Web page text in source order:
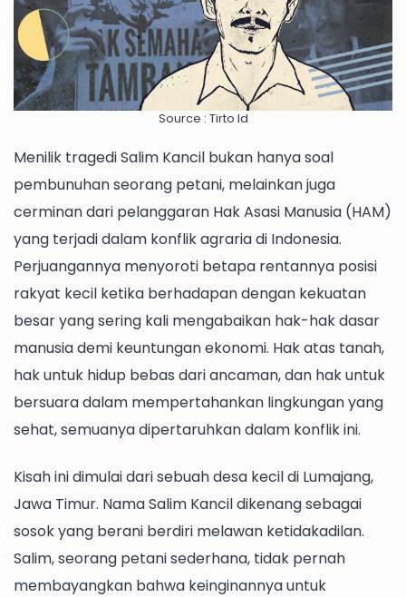
Simbol
Perlawanan
Rakyat
Kecil
Source : Tirto Id
Menilik tragedi Salim Kancil bukan hanya soal
pembunuhan seorang petani, melainkan juga
cerminan dari pelanggaran Hak Asasi Manusia (HAM)
yang terjadi dalam konflik agraria di Indonesia.
Perjuangannya menyoroti betapa rentannya posisi
rakyat kecil ketika berhadapan dengan kekuatan
besar yang sering kali mengabaikan hak-hak dasar
manusia demi keuntungan ekonomi. Hak atas tanah,
hak untuk hidup bebas dari ancaman, dan hak untuk
bersuara dalam mempertahankan lingkungan yang
sehat, semuanya dipertaruhkan dalam konflik ini.
Kisah ini dimulai dari sebuah desa kecil di Lumajang,
Jawa Timur. Nama Salim Kancil dikenang sebagai
sosok yang berani berdiri melawan ketidakadilan.
Salim, seorang petani sederhana, tidak pernah
membayangkan bahwa keinginannya untuk